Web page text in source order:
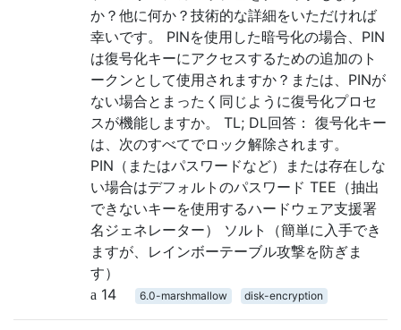
か？他に何か？技術的な詳細をいただければ
幸いです。 PINを使用した暗号化の場合、PIN
は復号化キーにアクセスするための追加のト
ークンとして使用されますか？または、PINが
ない場合とまったく同じように復号化プロセ
スが機能しますか。 TL; DL回答： 復号化キー
は、次のすべてでロック解除されます。
PIN（またはパスワードなど）または存在しな
い場合はデフォルトのパスワード TEE（抽出
できないキーを使用するハードウェア支援署
名ジェネレーター） ソルト（簡単に入手でき
ますが、レインボーテーブル攻撃を防ぎま
す）
14
6.0-marshmallow disk-encryption